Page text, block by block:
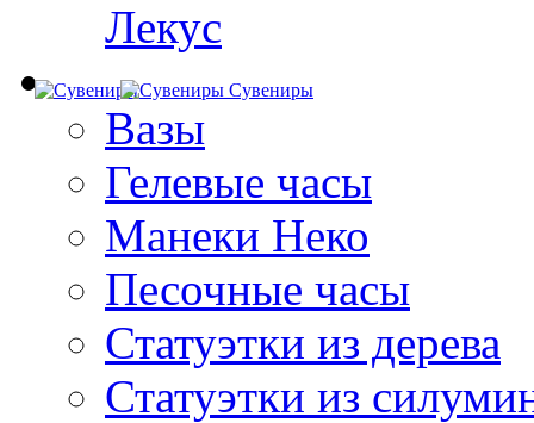
Лекус
Сувениры
Вазы
Гелевые часы
Манеки Неко
Песочные часы
Статуэтки из дерева
Статуэтки из